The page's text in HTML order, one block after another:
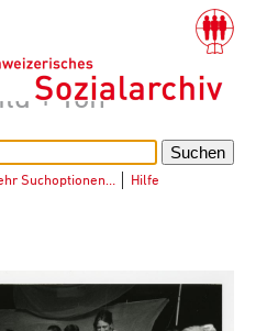
+ Ton
Suchoptionen… Hilfe